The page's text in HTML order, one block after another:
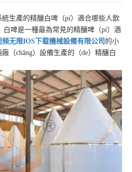
統生產的精釀白啤（pí）適合哪些人飲
白啤是一種最為常見的精釀啤（pí）酒
无限IOS下载機械設備有限公司 的小
（chǎng）設備生產的（de）精釀白